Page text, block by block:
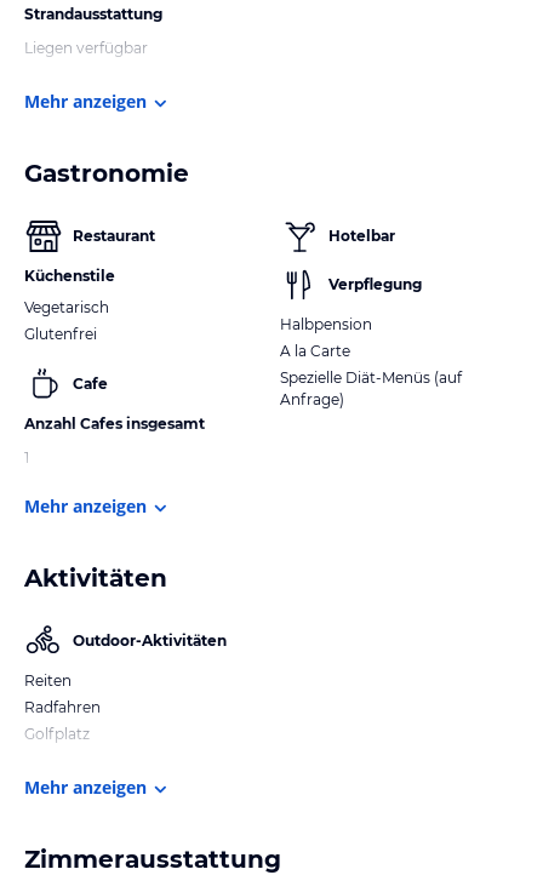
Strandausstattung
Liegen verfügbar
Mehr anzeigen
Gastronomie
Restaurant
Küchenstile
Vegetarisch
Glutenfrei
Cafe
Anzahl Cafes insgesamt
1
Hotelbar
Verpflegung
Halbpension
A la Carte
Spezielle Diät-Menüs (auf
Anfrage)
Mehr anzeigen
Aktivitäten
Outdoor-Aktivitäten
Reiten
Radfahren
Golfplatz
Mehr anzeigen
Zimmerausstattung